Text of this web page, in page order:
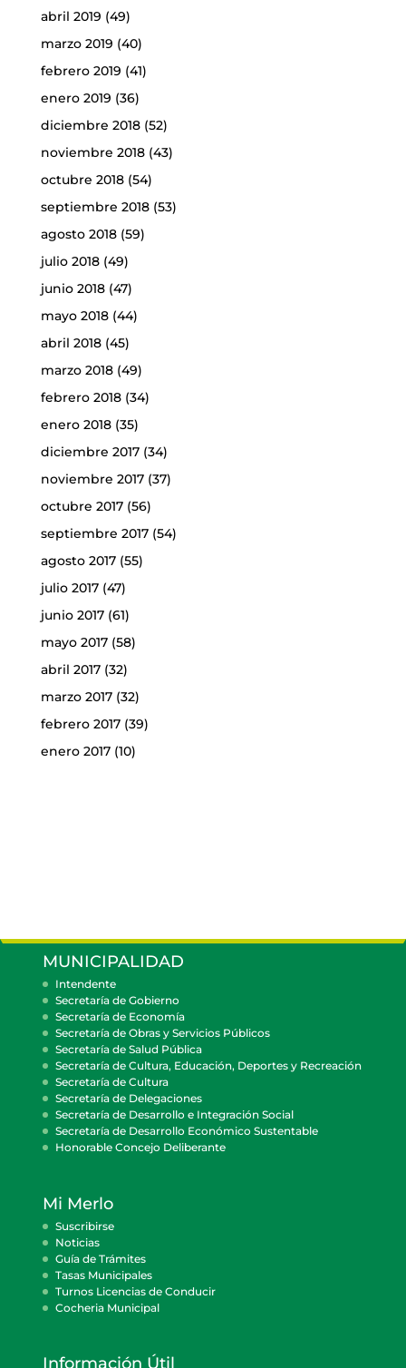
abril 2019 (49)
marzo 2019 (40)
febrero 2019 (41)
enero 2019 (36)
diciembre 2018(52)
noviembre 2018(43)
octubre 2018(54)
septiembre 2018(53)
agosto 2018(59)
julio 2018(49)
junio 2018(47)
mayo 2018(44)
abril 2018(45)
marzo 2018(49)
febrero 2018(34)
enero 2018(35)
diciembre 2017(34)
noviembre 2017(37)
octubre 2017(56)
septiembre 2017(54)
agosto 2017(55)
julio 2017(47)
junio 2017(61)
mayo 2017(58)
abril 2017(32)
marzo 2017(32)
febrero 2017(39)
enero 2017(10)
MUNICIPALIDAD
Intendente
Secretaría de Gobierno
Secretaría de Economía
Secretaría de Obras y Servicios Públicos
Secretaría de Salud Pública
Secretaría de Cultura, Educación, Deportes y Recreación
Secretaría de Cultura
Secretaría de Delegaciones
Secretaría de Desarrollo e Integración Social
Secretaría de Desarrollo Económico Sustentable
Honorable Concejo Deliberante
Mi Merlo
Suscribirse
Noticias
Guía de Trámites
Tasas Municipales
Turnos Licencias de Conducir
Cocheria Municipal
Información Útil